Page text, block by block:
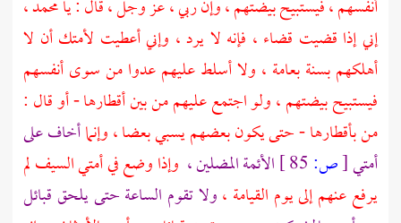
أنفسهم ، فيستبيح بيضتهم ، وإن ربي ، عز وجل ، قال : يامحمد ،
إني إذا قضيت قضاء ، فإنه لا يرد ، وإني أعطيت لأمتك أن لا
أهلكهم بسنة بعامة ، ولا أسلط عليهم عدوا من سوى أنفسهم
فيستبيح بيضتهم ، ولو اجتمع عليهم من بين أقطارها - أو قال :
من بأقطارها - حتى يكون بعضهم يسبي بعضا ، وإنماأخاف على
أمتي[ص: الأئمة المضلين ، وإذا وضع في أمتي السيف لم
يرفع عنهم إلى يوم القيامة ،ولا تقوم الساعة حتى يلحق قبائل